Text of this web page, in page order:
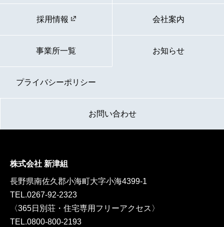
採用情報 会社案内
事業所一覧 お知らせ
プライバシーポリシー
お問い合わせ
株式会社 新津組
長野県南佐久郡小海町大字小海4399-1
TEL.0267-92-2323
〈365日別荘・住宅専用フリーアクセス〉
TEL.0800-800-2193